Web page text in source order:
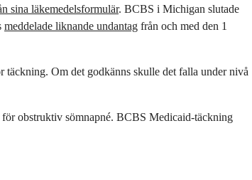
sina läkemedelsformulär. BCBS i Michigan slutade
meddelade liknande undantag från och med den 1
täckning. Om det godkänns skulle det falla under nivå
obstruktiv sömnapné. BCBS Medicaid-täckning